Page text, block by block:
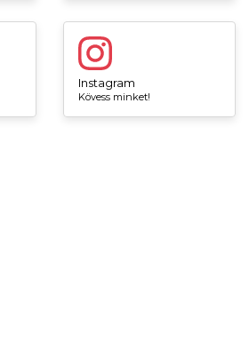
Instagram
Kövess minket!